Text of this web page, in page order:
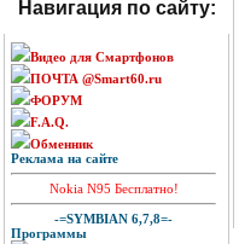
Навигация по сайту:
Видео для Смартфонов
ПОЧТА @Smart60.ru
ФОРУМ
F.A.Q.
Обменник
Реклама на сайте
Nokia N95 Бесплатно!
-=SYMBIAN 6,7,8=-
Программы